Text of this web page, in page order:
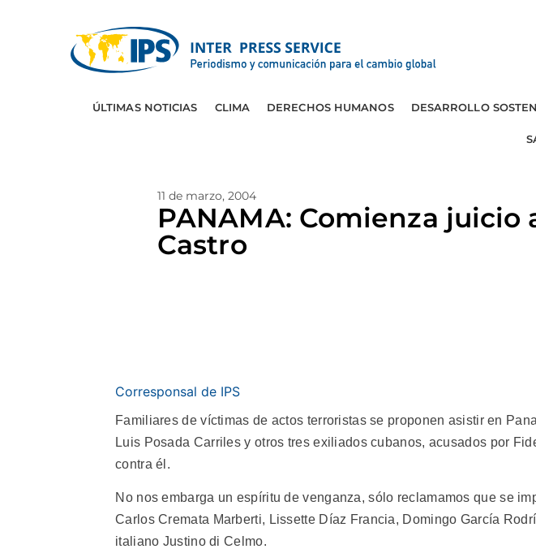
ÚLTIMAS NOTICIAS CLIMA DERECHOS HUMANOS DESARROLLO
11 de marzo, 2004
PANAMA: Comienza juicio
Castro
Corresponsal de IPS
Familiares de víctimas de actos terroristas se proponen asistir en
Luis Posada Carriles y otros tres exiliados cubanos, acusados por
contra él.
No nos embarga un espíritu de venganza, sólo reclamamos que se
Carlos Cremata Marberti, Lissette Díaz Francia, Domingo García
italiano Justino di Celmo.